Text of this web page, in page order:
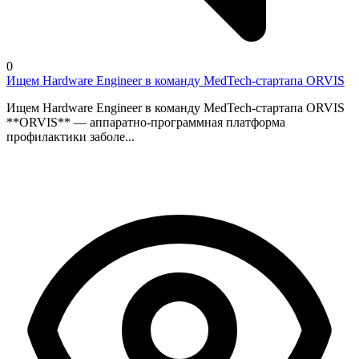
0
Ищем Hardware Engineer в команду MedTech-стартапа ORVIS
Ищем Hardware Engineer в команду MedTech-стартапа ORVIS
**ORVIS** — аппаратно-программная платформа
профилактики заболе...